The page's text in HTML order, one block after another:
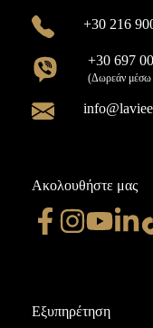
+30 216
+30 697
(Δωρεάν μέσω
Ακολουθήστε μας
Εξυπηρέτηση